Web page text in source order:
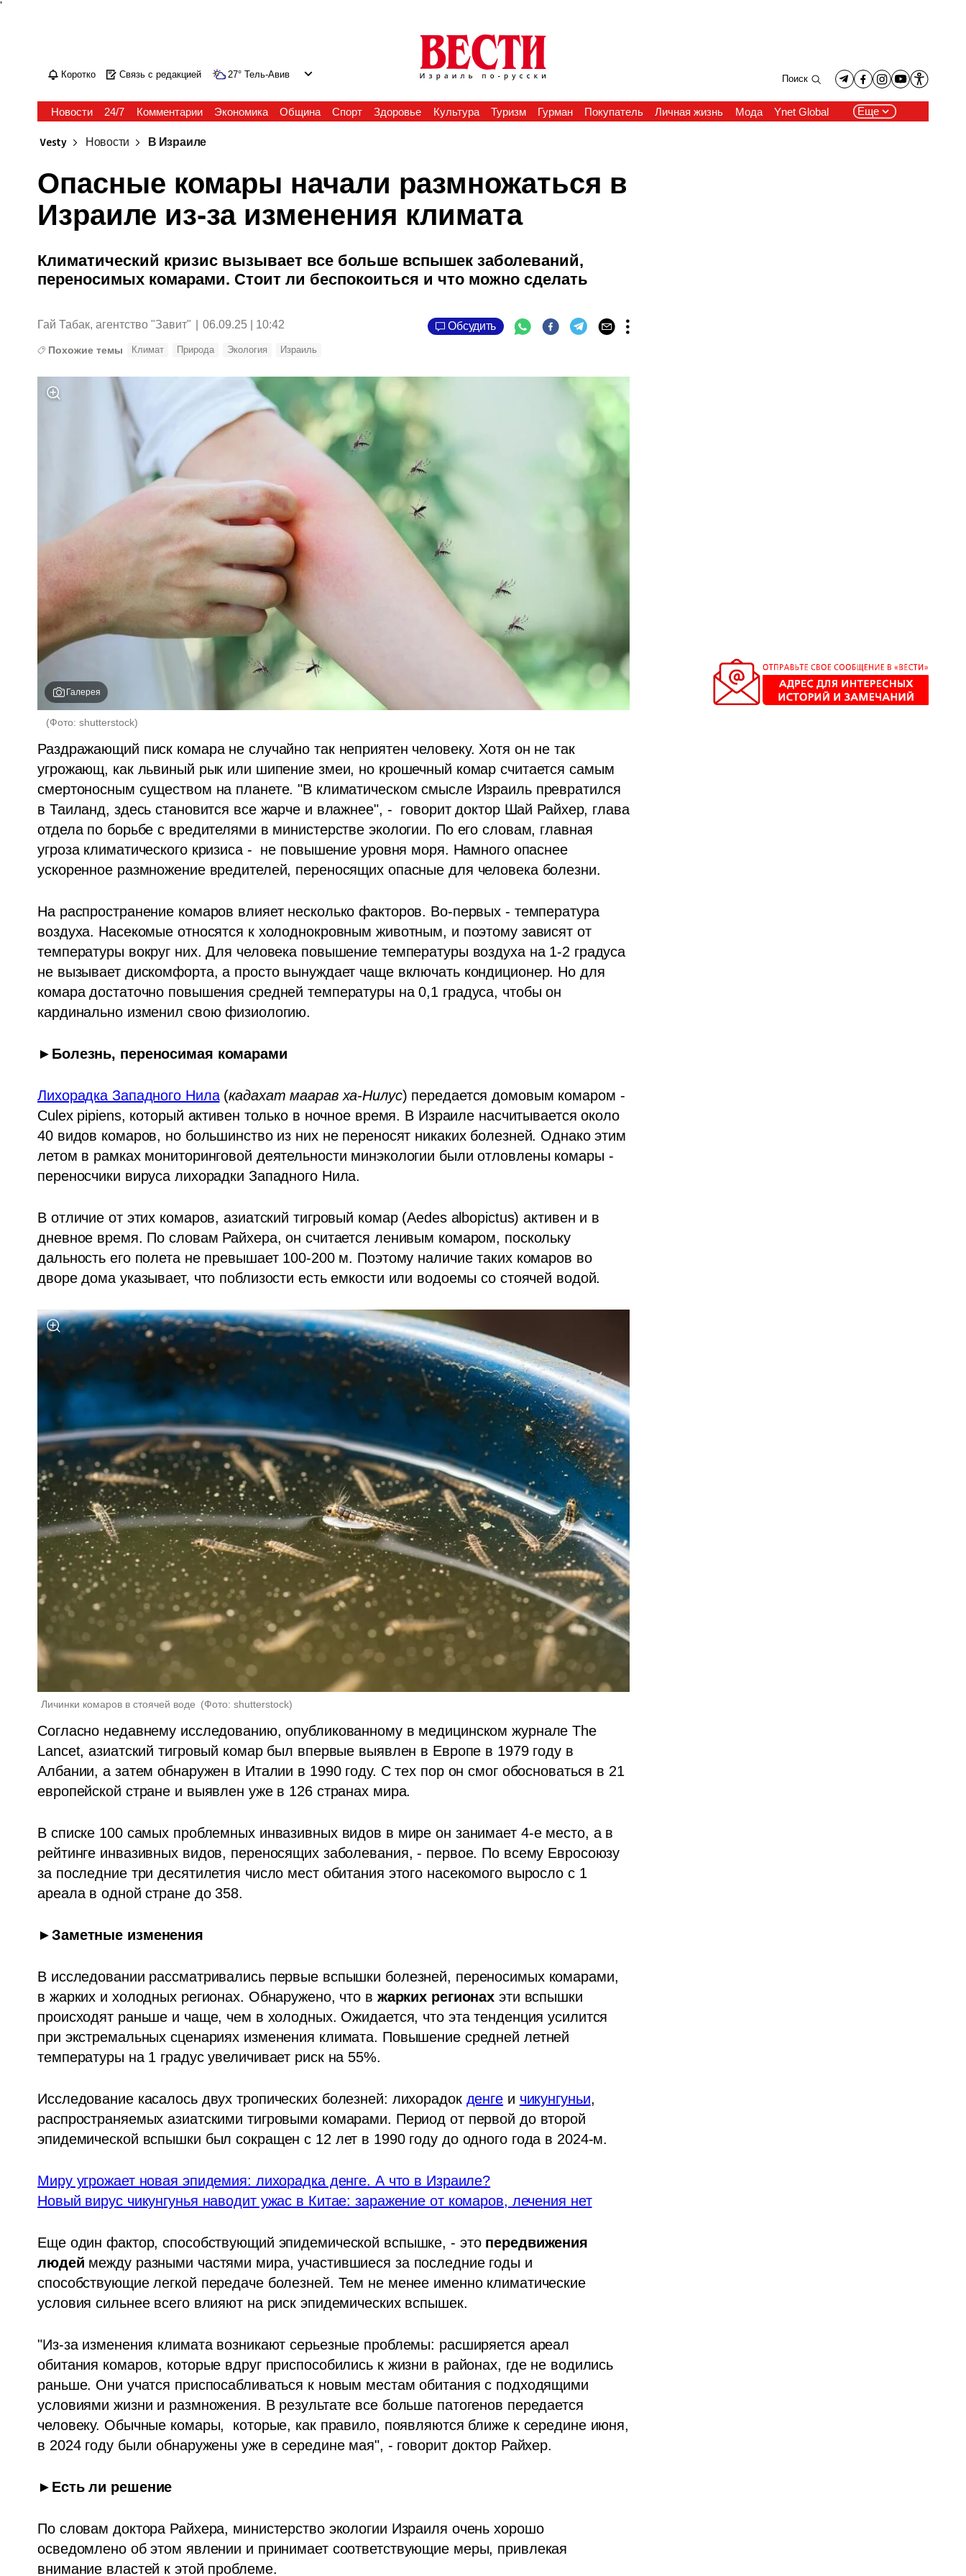
'
Коротко Связь с редакцией 27° Тель-Авив Поиск
Новости 24/7 Комментарии Экономика Община Спорт Здоровье Культура Туризм Гурман Покупатель Личная жизнь Мода Ynet Global Еще
Vesty Новости В Израиле
Опасные комары начали размножаться в
Израиле из-за изменения климата
Климатический кризис вызывает все больше вспышек заболеваний,
переносимых комарами. Стоит ли беспокоиться и что можно сделать
Гай Табак, агентство "Завит" 06.09.25 | 10:42 Обсудить
Похожие темы Климат Природа Экология Израиль
Галерея
(Фото: shutterstock)
Раздражающий писк комара не случайно так неприятен человеку. Хотя он не так
угрожающ, как львиный рык или шипение змеи, но крошечный комар считается самым
смертоносным существом на планете. "В климатическом смысле Израиль превратился
в Таиланд, здесь становится все жарче и влажнее", -  говорит доктор Шай Райхер, глава
отдела по борьбе с вредителями в министерстве экологии. По его словам, главная
угроза климатического кризиса -  не повышение уровня моря. Намного опаснее
ускоренное размножение вредителей, переносящих опасные для человека болезни.
На распространение комаров влияет несколько факторов. Во-первых - температура
воздуха. Насекомые относятся к холоднокровным животным, и поэтому зависят от
температуры вокруг них. Для человека повышение температуры воздуха на 1-2 градуса
не вызывает дискомфорта, а просто вынуждает чаще включать кондиционер. Но для
комара достаточно повышения средней температуры на 0,1 градуса, чтобы он
кардинально изменил свою физиологию.
►Болезнь, переносимая комарами
Лихорадка Западного Нила (кадахат маарав ха-Нилус) передается домовым комаром -
Culex pipiens, который активен только в ночное время. В Израиле насчитывается около
40 видов комаров, но большинство из них не переносят никаких болезней. Однако этим
летом в рамках мониторинговой деятельности минэкологии были отловлены комары -
переносчики вируса лихорадки Западного Нила.
В отличие от этих комаров, азиатский тигровый комар (Aedes albopictus) активен и в
дневное время. По словам Райхера, он считается ленивым комаром, поскольку
дальность его полета не превышает 100-200 м. Поэтому наличие таких комаров во
дворе дома указывает, что поблизости есть емкости или водоемы со стоячей водой.
Личинки комаров в стоячей воде (Фото: shutterstock)
Согласно недавнему исследованию, опубликованному в медицинском журнале The
Lancet, азиатский тигровый комар был впервые выявлен в Европе в 1979 году в
Албании, а затем обнаружен в Италии в 1990 году. С тех пор он смог обосноваться в 21
европейской стране и выявлен уже в 126 странах мира.
В списке 100 самых проблемных инвазивных видов в мире он занимает 4-е место, а в
рейтинге инвазивных видов, переносящих заболевания, - первое. По всему Евросоюзу
за последние три десятилетия число мест обитания этого насекомого выросло с 1
ареала в одной стране до 358.
►Заметные изменения
В исследовании рассматривались первые вспышки болезней, переносимых комарами,
в жарких и холодных регионах. Обнаружено, что в жарких регионах эти вспышки
происходят раньше и чаще, чем в холодных. Ожидается, что эта тенденция усилится
при экстремальных сценариях изменения климата. Повышение средней летней
температуры на 1 градус увеличивает риск на 55%.
Исследование касалось двух тропических болезней: лихорадок денге и чикунгуньи,
распространяемых азиатскими тигровыми комарами. Период от первой до второй
эпидемической вспышки был сокращен с 12 лет в 1990 году до одного года в 2024-м.
Миру угрожает новая эпидемия: лихорадка денге. А что в Израиле?
Новый вирус чикунгунья наводит ужас в Китае: заражение от комаров, лечения нет
Еще один фактор, способствующий эпидемической вспышке, - это передвижения
людей между разными частями мира, участившиеся за последние годы и
способствующие легкой передаче болезней. Тем не менее именно климатические
условия сильнее всего влияют на риск эпидемических вспышек.
"Из-за изменения климата возникают серьезные проблемы: расширяется ареал
обитания комаров, которые вдруг приспособились к жизни в районах, где не водились
раньше. Они учатся приспосабливаться к новым местам обитания с подходящими
условиями жизни и размножения. В результате все больше патогенов передается
человеку. Обычные комары,  которые, как правило, появляются ближе к середине июня,
в 2024 году были обнаружены уже в середине мая", - говорит доктор Райхер.
►Есть ли решение
По словам доктора Райхера, министерство экологии Израиля очень хорошо
осведомлено об этом явлении и принимает соответствующие меры, привлекая
внимание властей к этой проблеме.